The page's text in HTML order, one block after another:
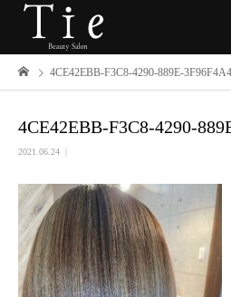
4CE42EBB-F3C8-4290-889E-
4CE42EBB-F3C8-4290-
2021.06.24